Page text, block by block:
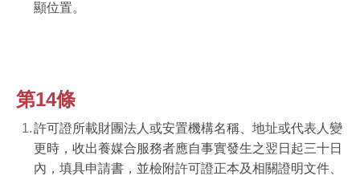
顯位置。
第14條
許可證所載財團法人或安置機構名稱、地址或代表人變
更時，收出養媒合服務者應自事實發生之翌日起三十日
內，填具申請書，並檢附許可證正本及相關證明文件、